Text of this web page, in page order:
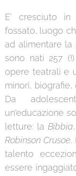
E' cresciuto
fossato, luogo
ad alimentare la
sono nati 257
opere teatrali e
minori,
Da
un'educazione
letture: laBibbia,
Robinson Crusoe.
talento
essere